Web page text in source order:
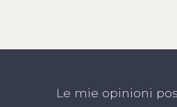
Le mie opinioni